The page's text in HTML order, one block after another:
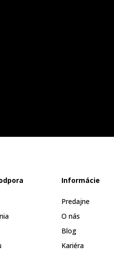
Informácie
Predajne
O nás
Blog
Kariéra